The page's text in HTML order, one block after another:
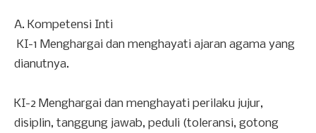
A. Kompetensi Inti
KI-1 Menghargai dan menghayati ajaran agama yang
dianutnya.
KI-2 Menghargai dan menghayati perilaku jujur,
disiplin, tanggung jawab, peduli (toleransi, gotong